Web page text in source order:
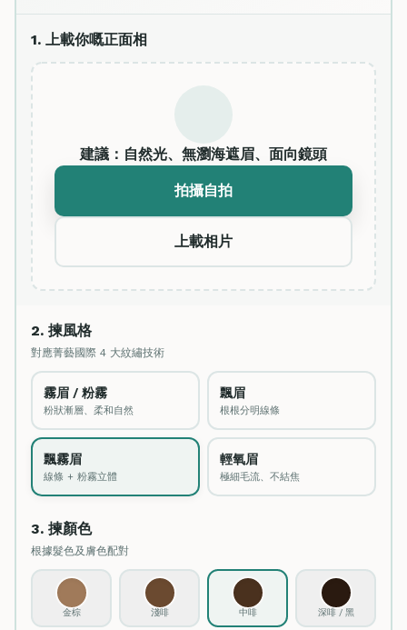
1. 上載你嘅正面相
建議：自然光、無瀏海遮眉、面向鏡頭
拍攝自拍
上載相片
2. 揀風格
對應菁藝國際 4 大紋繡技術
霧眉 / 粉霧
粉狀漸層、柔和自然
飄眉
根根分明線條
飄霧眉
線條 + 粉霧立體
輕氧眉
極細毛流、不結焦
3. 揀顏色
根據髮色及膚色配對
金棕 淺啡 中啡 深啡 / 黑